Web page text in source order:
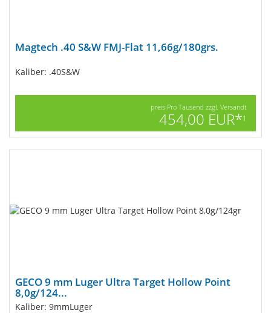
Magtech .40 S&W FMJ-Flat 11,66g/180grs.
Kaliber: .40S&W
preis Pro Tausend zzgl. Versandt
454,00 EUR*1
GECO 9 mm Luger Ultra Target Hollow Point
8,0g/124...
Kaliber: 9mmLuger